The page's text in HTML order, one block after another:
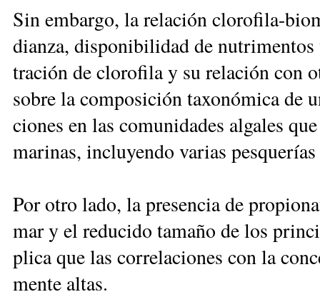
Sin em­bar­go, la re­la­ción clo­ro­fi­la-
dian­za, dis­po­ni­bi­li­dad de
tra­ción de clo­ro­fi­la y su re­la­ción con
so­bre la com­po­si­ción ta­xo­nó­mi­ca de
cio­nes en las co­mu­ni­da­des al­ga­les
ma­ri­nas, in­clu­yen­do va­rias
Por otro la­do, la pre­sen­cia de
mar y el re­du­ci­do ta­ma­ño de los
pli­ca que las co­rre­la­cio­nes con la
men­te al­tas.